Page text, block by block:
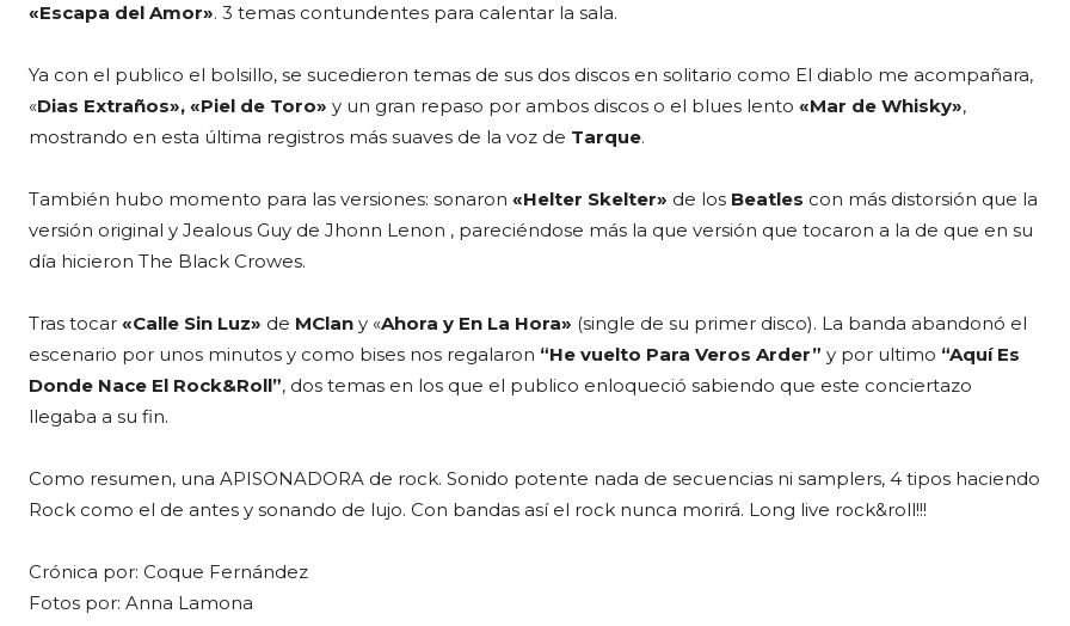
«Escapa del Amor». 3 temas contundentes para calentar la sala.
Ya con el publico el bolsillo, se sucedieron temas de sus dos discos en solitario como El diablo me acompañara,
«Dias Extraños», «Piel de Toro» y un gran repaso por ambos discos o el blues lento «Mar de Whisky»,
mostrando en esta última registros más suaves de la voz de Tarque.
También hubo momento para las versiones: sonaron «Helter Skelter» de los Beatles con más distorsión que la
versión original y Jealous Guy de Jhonn Lenon , pareciéndose más la que versión que tocaron a la de que en su
día hicieron The Black Crowes.
Tras tocar «Calle Sin Luz» de MClan y «Ahora y En La Hora» (single de su primer disco). La banda abandonó el
escenario por unos minutos y como bises nos regalaron “He vuelto Para Veros Arder” y por ultimo “Aquí Es
Donde Nace El Rock&Roll”, dos temas en los que el publico enloqueció sabiendo que este conciertazo
llegaba a su fin.
Como resumen, una APISONADORA de rock. Sonido potente nada de secuencias ni samplers, 4 tipos haciendo
Rock como el de antes y sonando de lujo. Con bandas así el rock nunca morirá. Long live rock&roll!!!
Crónica por: Coque Fernández
Fotos por: Anna Lamona